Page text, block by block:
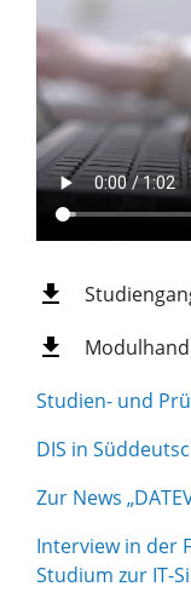
Studien- und
DIS in
Zur News
Interview in der
Studium zur IT-